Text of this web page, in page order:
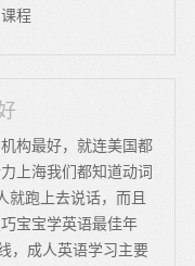
程
构最好，就连美国都
上海我们都知道动词
就跑上去说话，而且
宝宝学英语最佳年
，成人英语学习主要